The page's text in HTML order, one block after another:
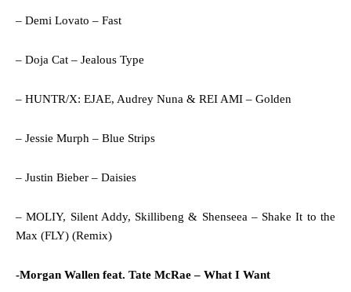
– Demi Lovato – Fast
– Doja Cat – Jealous Type
– HUNTR/X: EJAE, Audrey Nuna & REI AMI – Golden
– Jessie Murph – Blue Strips
– Justin Bieber – Daisies
– MOLIY, Silent Addy, Skillibeng & Shenseea – Shake It to the
Max (FLY) (Remix)
-Morgan Wallen feat. Tate McRae – What I Want